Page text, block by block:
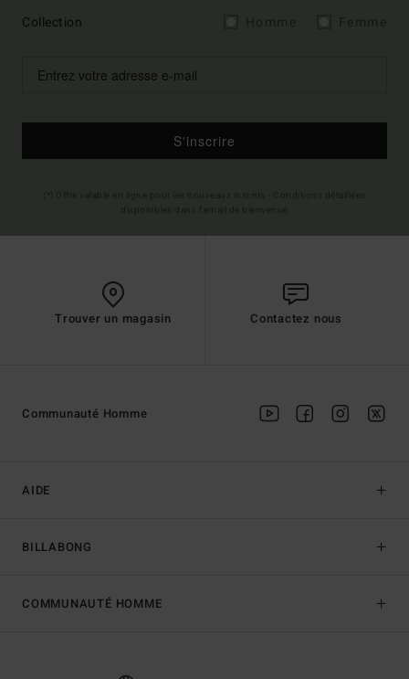
Collection
S'inscrire
Trouver un magasin Contactez nous
AIDE
BILLABONG
Communauté Homme
COMMUNAUTÉ HOMME